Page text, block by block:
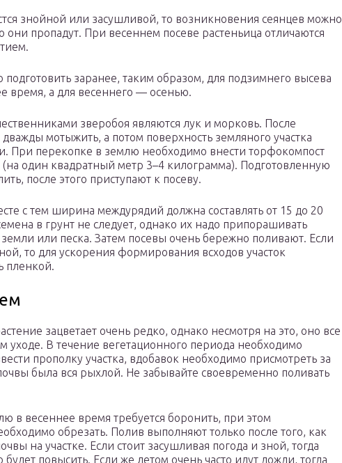
знойной или засушливой, то возникновения сеянцев можно
они пропадут. При весеннем посеве растеньица отличаются
подготовить заранее, таким образом, для подзимнего высева
время, а для весеннего — осенью.
зверобоя являются лук и морковь. После
мотыжить, а потом поверхность земляного участка
При перекопке в землю необходимо внести торфокомпост
один квадратный метр 3–4 килограмма). Подготовленную
после этого приступают к посеву.
с тем ширина междурядий должна составлять от 15 до 20
в грунт не следует, однако их надо припорашивать
или песка. Затем посевы очень бережно поливают. Если
то для ускорения формирования всходов участок
пленкой.
зацветает очень редко, однако несмотря на это, оно все
уходе. В течение вегетационного периода необходимо
прополку участка, вдобавок необходимо присмотреть за
была вся рыхлой. Не забывайте своевременно поливать
в весеннее время требуется боронить, при этом
обрезать. Полив выполняют только после того, как
на участке. Если стоит засушливая погода и зной, тогда
повысить. Если же летом очень часто идут дожди, тогда